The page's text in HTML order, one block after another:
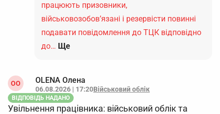
працюють призовники,
військовозобов’язані і резервісти повинні
подавати повідомлення до ТЦК відповідно
до… Ще
ОO OLENA Олена
06.08.2026 | 17:20Військовий облік
ВІДПОВІДЬ НАДАНО
Увільнення працівника: військовий облік та